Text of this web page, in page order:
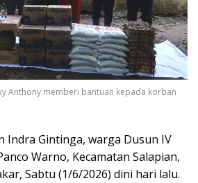
Anthony memberi bantuan kepada korban
Indra Gintinga, warga Dusun IV
Warno, Kecamatan Salapian,
Sabtu (1/6/2026) dini hari lalu.